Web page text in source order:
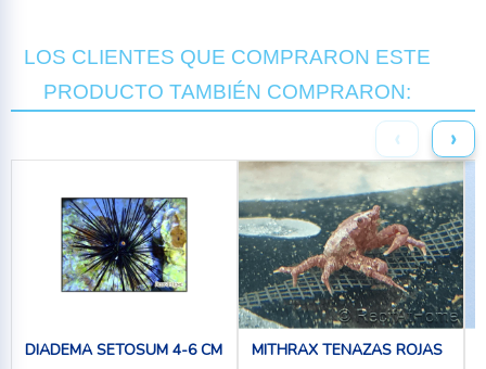
LOS CLIENTES QUE COMPRARON ESTE
PRODUCTO TAMBIÉN COMPRARON:
‹ ›
DIADEMA SETOSUM 4-6 CM MITHRAX TENAZAS ROJAS